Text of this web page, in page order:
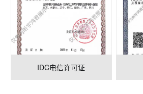
IDC电信许可证